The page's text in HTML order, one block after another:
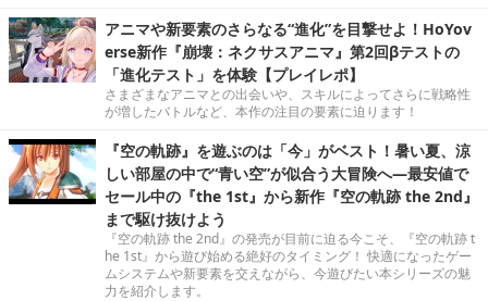
アニマや新要素のさらなる“進化”を目撃せよ！HoYov
erse新作『崩壊：ネクサスアニマ』第2回βテストの
「進化テスト」を体験【プレイレポ】
さまざまなアニマとの出会いや、スキルによってさらに戦略性
が増したバトルなど、本作の注目の要素に迫ります！
『空の軌跡』を遊ぶのは「今」がベスト！暑い夏、涼
しい部屋の中で“青い空”が似合う大冒険へ―最安値で
セール中の『the 1st』から新作『空の軌跡 the 2nd』
まで駆け抜けよう
『空の軌跡 the 2nd』の発売が目前に迫る今こそ、『空の軌跡 t
he 1st』から遊び始める絶好のタイミング！ 快適になったゲー
ムシステムや新要素を交えながら、今遊びたい本シリーズの魅
力を紹介します。